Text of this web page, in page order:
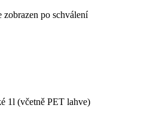
po schválení